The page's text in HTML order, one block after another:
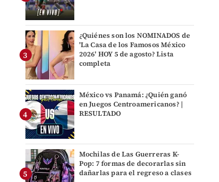
¿Quiénes son los NOMINADOS de
'La Casa de los Famosos México
2026' HOY 5 de agosto? Lista
completa
México vs Panamá: ¿Quién ganó
en Juegos Centroamericanos? |
RESULTADO
Mochilas de Las Guerreras K-
Pop: 7 formas de decorarlas sin
dañarlas para el regreso a clases